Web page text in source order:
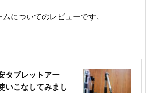
についてのレビューです。
タブレットアー
いこなしてみまし